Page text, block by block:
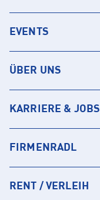
EVENTS
ÜBER UNS
KARRIERE & JOBS
FIRMENRADL
RENT / VERLEIH